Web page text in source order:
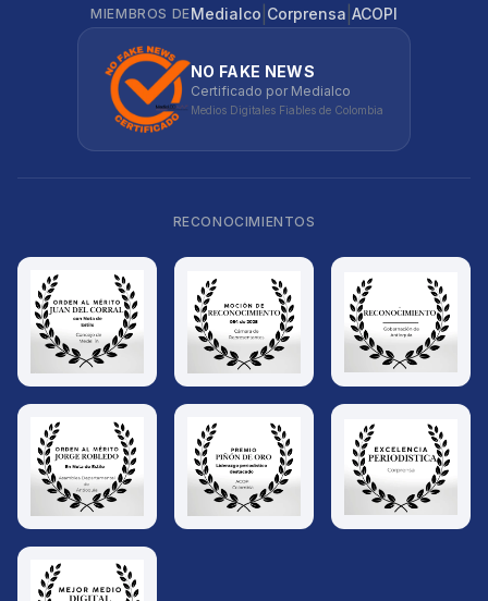
MIEMBROS DEMedialco Corprensa ACOPI
NO FAKE NEWS
Certificado por Medialco
Medios Digitales Fiables de Colombia
RECONOCIMIENTOS